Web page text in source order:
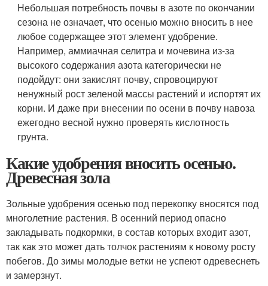
Небольшая потребность почвы в азоте по окончании
сезона не означает, что осенью можно вносить в нее
любое содержащее этот элемент удобрение.
Например, аммиачная селитра и мочевина из-за
высокого содержания азота категорически не
подойдут: они закислят почву, спровоцируют
ненужный рост зеленой массы растений и испортят их
корни. И даже при внесении по осени в почву навоза
ежегодно весной нужно проверять кислотность
грунта.
Какие удобрения вносить осенью.
Древесная зола
Зольные удобрения осенью под перекопку вносятся под
многолетние растения. В осенний период опасно
закладывать подкормки, в состав которых входит азот,
так как это может дать толчок растениям к новому росту
побегов. До зимы молодые ветки не успеют одревеснеть
и замерзнут.